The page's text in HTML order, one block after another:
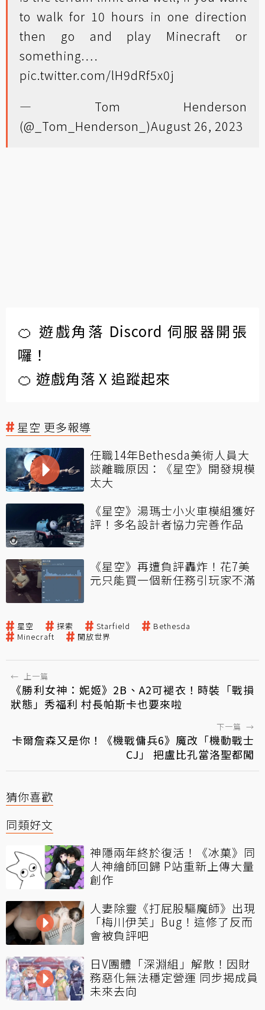
to walk for 10 hours in one direction
then go and play Minecraft or
something.…
pic.twitter.com/lH9dRf5x0j
— Tom Henderson
(@_Tom_Henderson_)August 26, 2023
🍊 遊戲角落 Discord 伺服器開張
囉！
🍊 遊戲角落 X 追蹤起來
星空 更多報導
任職14年Bethesda美術人員大
談離職原因：《星空》開發規模
太大
《星空》湯瑪士小火車模組獲好
評！多名設計者協力完善作品
《星空》再遭負評轟炸！花7美
元只能買一個新任務引玩家不滿
星空 探索 Starfield
Bethesda
Minecraft
開放世界
← 上一篇
《勝利女神：妮姬》2B、A2可褪衣！時裝「戰損
狀態」秀福利 村長帕斯卡也要來啦
下一篇 →
卡爾詹森又是你！《機戰傭兵6》魔改「機動戰士
CJ」 把盧比孔當洛聖都闖
猜你喜歡
同類好文
神隱兩年終於復活！《冰菓》同
人神繪師回歸 P站重新上傳大量
創作
人妻除靈《打屁股驅魔師》出現
「梅川伊芙」Bug！這修了反而
會被負評吧
日V團體「深淵組」解散！因財
務惡化無法穩定營運 同步揭成員
未來去向